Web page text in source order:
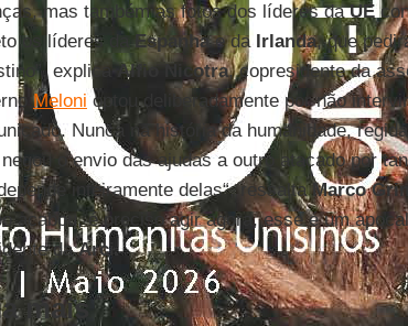
mas também as fotos dos líderes daUE
os líderes daEspanhae da Irlanda, que
explica Alfio Nicotra, copresidente da
Meloni optou deliberadamente por não
Nunca na história da humanidade,
negou o envio das ajudas a outro atacado por
inteiramente delas“, ressaltaMarco
acabou, é preciso agir agora, esse é um
daArci.
mais